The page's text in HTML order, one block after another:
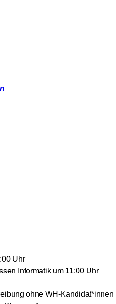
Uhr
Informatik um 11:00 Uhr
ohne WH-Kandidat*innen